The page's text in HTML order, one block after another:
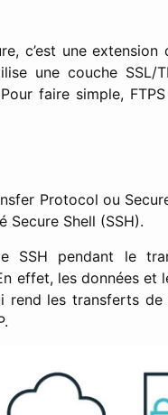
c’est une
une couche
faire simple,
Protocol ou
Shell (SSH).
SSH pendant le
effet, les données et
rend les transferts